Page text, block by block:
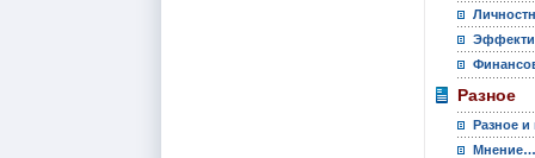
Разное
Разное и
Мнение…